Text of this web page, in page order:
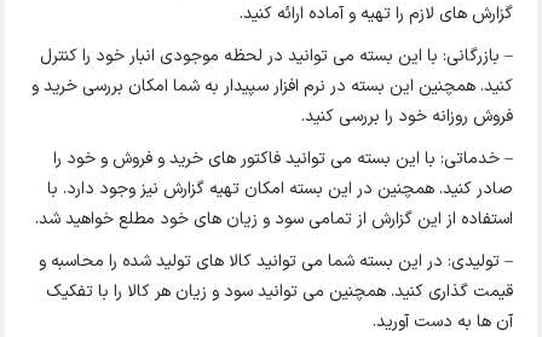
گزارش های لازم را تهیه و آماده ارائه کنید.
– بازرگانی: با این بسته می توانید در لحظه موجودی انبار خود را کنترل
کنید. همچنین این بسته در نرم افزار سپیدار به شما امکان بررسی خرید و
فروش روزانه خود را بررسی کنید.
– خدماتی: با این بسته می توانید فاکتور های خرید و فروش و خود را
صادر کنید. همچنین در این بسته امکان تهیه گزارش نیز وجود دارد. با
استفاده از این گزارش از تمامی سود و زیان های خود مطلع خواهید شد.
– تولیدی: در این بسته شما می توانید کالا های تولید شده را محاسبه و
قیمت گذاری کنید. همچنین می توانید سود و زیان هر کالا را با تفکیک
آن ها به دست آورید.